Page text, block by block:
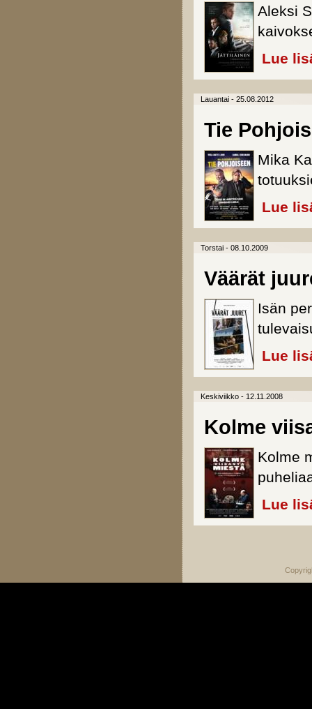
Aleksi
Lue
Lauantai - 25.08.2012
Tie
Mika
Lue
Torstai - 08.10.2009
Väärät
Isän
Lue
Keskiviikko - 12.11.2008
Kolme
Kolme
Lue